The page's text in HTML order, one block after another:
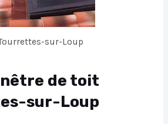
sur-Loup
de toit
sur-Loup